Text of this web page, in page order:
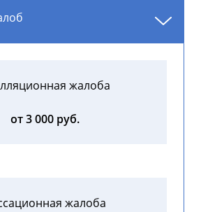
жалоба
от 3 000 руб.
жалоба